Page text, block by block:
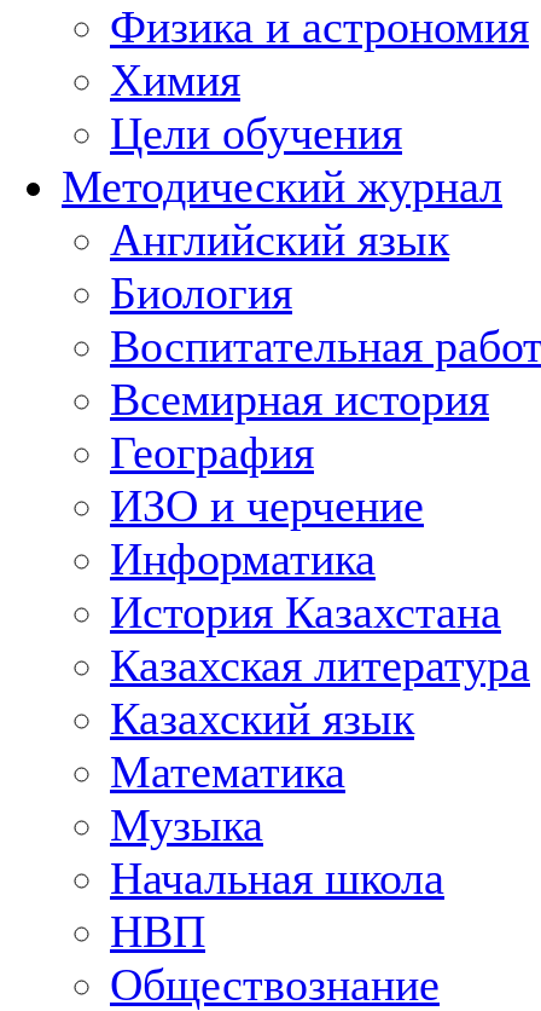
Физика и астрономия
Химия
Цели обучения
Методический журнал
Английский язык
Биология
Воспитательная
Всемирная история
География
ИЗО и черчение
Информатика
История Казахстана
Казахская литература
Казахский язык
Математика
Музыка
Начальная школа
НВП
Обществознание